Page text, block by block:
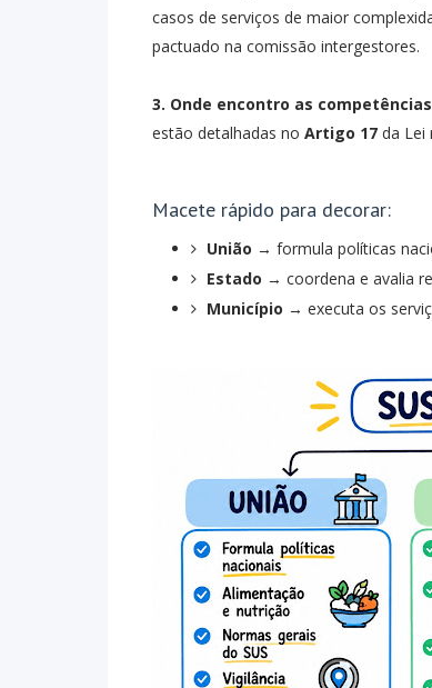
casos de serviços de maior
pactuado na comissão intergestores.
3. Onde encontro as
estão detalhadas no Artigo 17 da Lei
Macete rápido para decorar:
União → formula políticas
Estado → coordena e avalia
Município → executa os